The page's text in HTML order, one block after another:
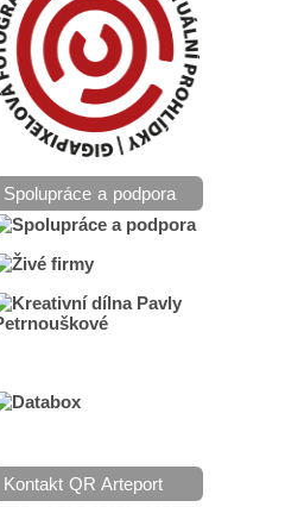
Spolupráce a podpora
Kontakt QR Arteport